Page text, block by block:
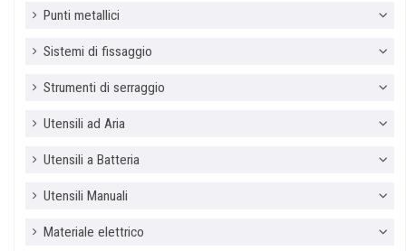
Punti metallici
Sistemi di fissaggio
Strumenti di serraggio
Utensili ad Aria
Utensili a Batteria
Utensili Manuali
Materiale elettrico